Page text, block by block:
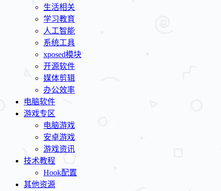
生活相关
学习教育
人工智能
系统工具
xposed模块
开源软件
媒体剪辑
办公效率
电脑软件
游戏专区
电脑游戏
安卓游戏
游戏资讯
技术教程
Hook配置
其他资源